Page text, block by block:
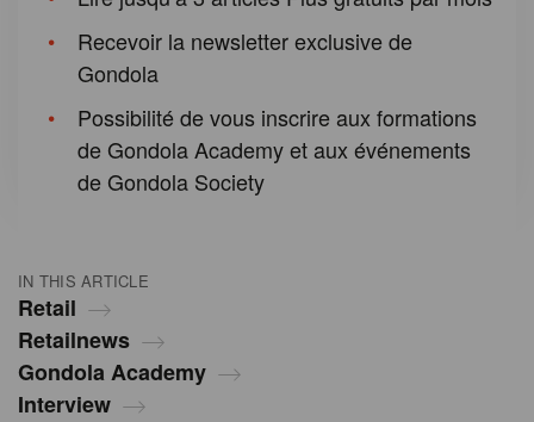
IN THIS ARTICLE
Retail
Retailnews
Gondola Academy
Interview
Recevoir la newsletter exclusive de
Gondola
Possibilité de vous inscrire aux formations
de Gondola Academy et aux événements
de Gondola Society